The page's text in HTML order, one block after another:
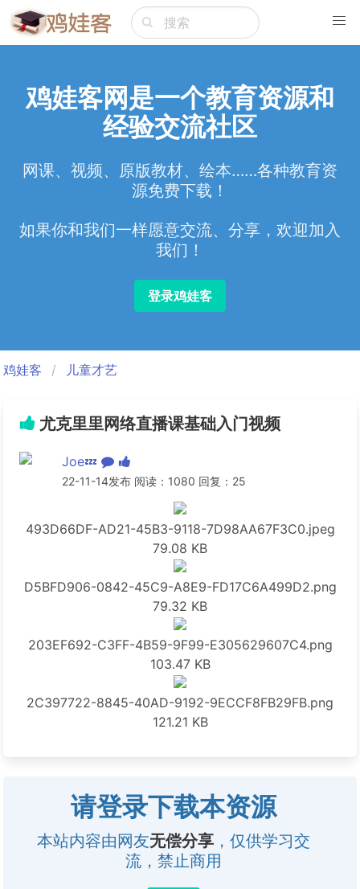
鸡娃客网是一个教育资源和
经验交流社区
网课、视频、原版教材、绘本……各种教育资
源免费下载！
如果你和我们一样愿意交流、分享，欢迎加入
我们！
登录鸡娃客
鸡娃客 儿童才艺
尤克里里网络直播课基础入门视频
Joe💤
22-11-14发布 阅读：1080 回复：25
493D66DF-AD21-45B3-9118-7D98AA67F3C0.jpeg
79.08 KB
D5BFD906-0842-45C9-A8E9-FD17C6A499D2.png
79.32 KB
203EF692-C3FF-4B59-9F99-E305629607C4.png
103.47 KB
2C397722-8845-40AD-9192-9ECCF8FB29FB.png
121.21 KB
请登录下载本资源
本站内容由网友无偿分享 ，仅供学习交
流，禁止商用